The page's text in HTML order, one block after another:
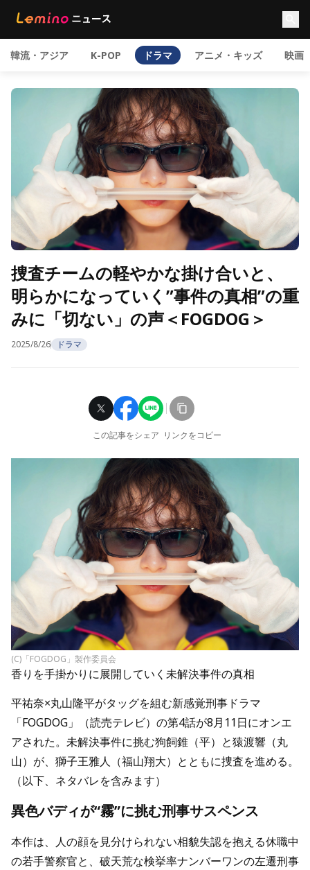
韓流・アジア K-POP ドラマ アニメ・キッズ 映画
捜査チームの軽やかな掛け合いと、
明らかになっていく”事件の真相”の重
みに「切ない」の声＜FOGDOG＞
2025/8/26 ドラマ
この記事をシェア リンクをコピー
(C)「FOGDOG」製作委員会
香りを手掛かりに展開していく未解決事件の真相
平祐奈×丸山隆平がタッグを組む新感覚刑事ドラマ
「FOGDOG」（読売テレビ）の第4話が8月11日にオンエ
アされた。未解決事件に挑む狗飼錐（平）と猿渡響（丸
山）が、獅子王雅人（福山翔大）とともに捜査を進める。
（以下、ネタバレを含みます）
異色バディが“霧”に挑む刑事サスペンス
本作は、人の顔を見分けられない相貌失認を抱える休職中
の若手警察官と、破天荒な検挙率ナンバーワンの左遷刑事